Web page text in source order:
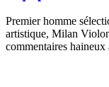
Premier homme
artistique, Milan
commentaires haineux